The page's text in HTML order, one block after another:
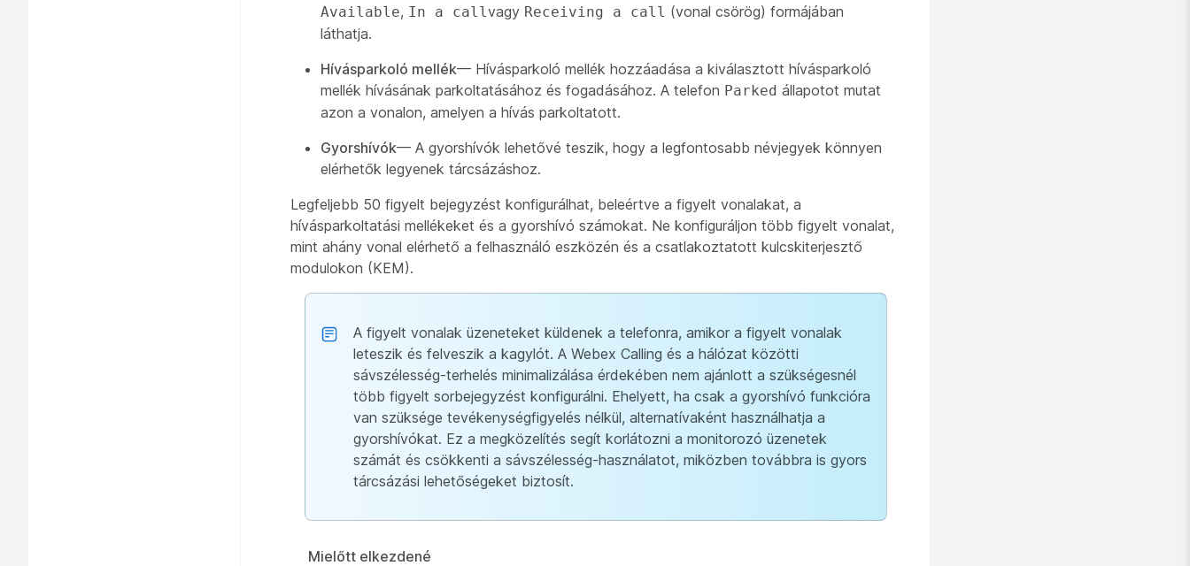
Available, In a callvagy Receiving a call (vonal csörög) formájában
láthatja.
Hívásparkoló mellék— Hívásparkoló mellék hozzáadása a kiválasztott hívásparkoló
mellék hívásának parkoltatásához és fogadásához. A telefon Parked állapotot mutat
azon a vonalon, amelyen a hívás parkoltatott.
Gyorshívók— A gyorshívók lehetővé teszik, hogy a legfontosabb névjegyek könnyen
elérhetők legyenek tárcsázáshoz.
Legfeljebb 50 figyelt bejegyzést konfigurálhat, beleértve a figyelt vonalakat, a
hívásparkoltatási mellékeket és a gyorshívó számokat. Ne konfiguráljon több figyelt vonalat,
mint ahány vonal elérhető a felhasználó eszközén és a csatlakoztatott kulcskiterjesztő
modulokon (KEM).
A figyelt vonalak üzeneteket küldenek a telefonra, amikor a figyelt vonalak
leteszik és felveszik a kagylót. A Webex Calling és a hálózat közötti
sávszélesség-terhelés minimalizálása érdekében nem ajánlott a szükségesnél
több figyelt sorbejegyzést konfigurálni. Ehelyett, ha csak a gyorshívó funkcióra
van szüksége tevékenységfigyelés nélkül, alternatívaként használhatja a
gyorshívókat. Ez a megközelítés segít korlátozni a monitorozó üzenetek
számát és csökkenti a sávszélesség-használatot, miközben továbbra is gyors
tárcsázási lehetőségeket biztosít.
Mielőtt elkezdené